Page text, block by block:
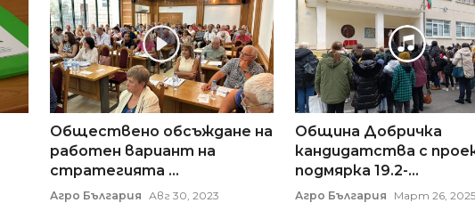
Обществено обсъждане на
работен вариант на
стратегията ...
Агро България Авг 30, 2023
Община Добричка
кандидатства с
подмярка 19.2-...
Агро България Март 26, 2025